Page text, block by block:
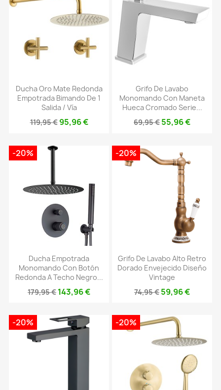
Ducha Oro Mate Redonda
Empotrada Bimando De 1
Salida / Vía
119,95 € 95,96 €
Grifo De Lavabo
Monomando Con Maneta
Hueca Cromado Serie...
69,95 € 55,96 €
Ducha Empotrada
Monomando Con Botón
Redonda A Techo Negro...
179,95 € 143,96 €
-20%
Grifo De Lavabo Alto Retro
Dorado Envejecido Diseño
Vintage
74,95 € 59,96 €
-20%
-20% -20%